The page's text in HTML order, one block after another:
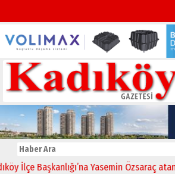
İlçe Başkanlığı’na Yasemin Özsaraç atandı